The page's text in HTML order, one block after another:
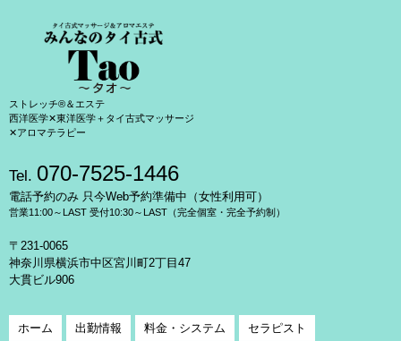
ストレッチ®＆エステ
西洋医学✕東洋医学＋タイ古式マッサージ
✕アロマテラピー
Tel. 070-7525-1446
電話予約のみ 只今Web予約準備中（女性利用可）
営業11:00～LAST 受付10:30～LAST（完全個室・完全予約制）
〒231-0065
神奈川県横浜市中区宮川町2丁目47
大貫ビル906
ホーム 出勤情報 料金・システム セラピスト